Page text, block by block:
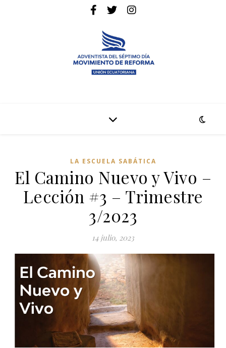
LA ESCUELA SABÁTICA
El Camino Nuevo y Vivo –
Lección #3 – Trimestre
3/2023
14 julio, 2023